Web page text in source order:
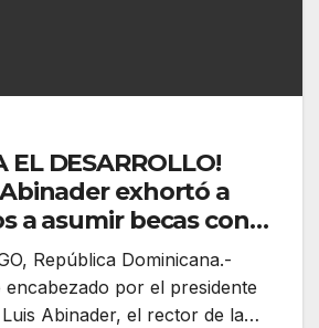
EL DESARROLLO!
exhortó a
a asumir becas con
y convertirse en
de dominicanidad en
donde
República Dominicana.-
por el presidente
Abinader, el rector de la…